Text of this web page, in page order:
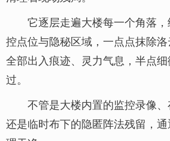
它逐层走遍大楼每一个角落
控点位与隐秘区域，一点点抹除
全部出入痕迹、灵力气息，半点
过。
不管是大楼内置的监控录像、
还是临时布下的隐匿阵法残留，